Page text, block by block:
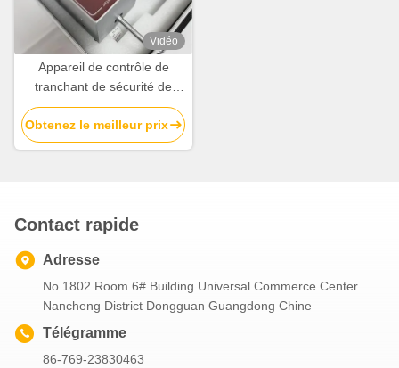
Vidéo
Appareil de contrôle de
tranchant de sécurité de
jouet de l'équipement d'essai
de jouets d'enfants EN71-1
Obtenez le meilleur prix
Contact rapide
Adresse
No.1802 Room 6# Building Universal Commerce Center
Nancheng District Dongguan Guangdong Chine
Télégramme
86-769-23830463